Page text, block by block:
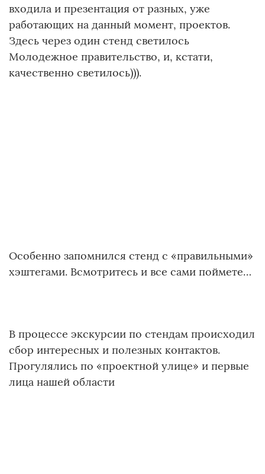
входила и презентация от разных, уже
работающих на данный момент, проектов.
Здесь через один стенд светилось
Молодежное правительство, и, кстати,
качественно светилось))).
Особенно запомнился стенд с «правильными»
хэштегами. Всмотритесь и все сами поймете…
В процессе экскурсии по стендам происходил
сбор интересных и полезных контактов.
Прогулялись по «проектной улице» и первые
лица нашей области